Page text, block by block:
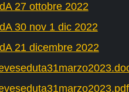
27 ottobre 2022
30 nov 1 dic 2022
21 dicembre 2022